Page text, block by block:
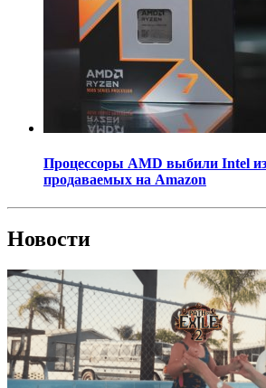
Процессоры AMD выбили Intel
продаваемых на Amazon
Новости